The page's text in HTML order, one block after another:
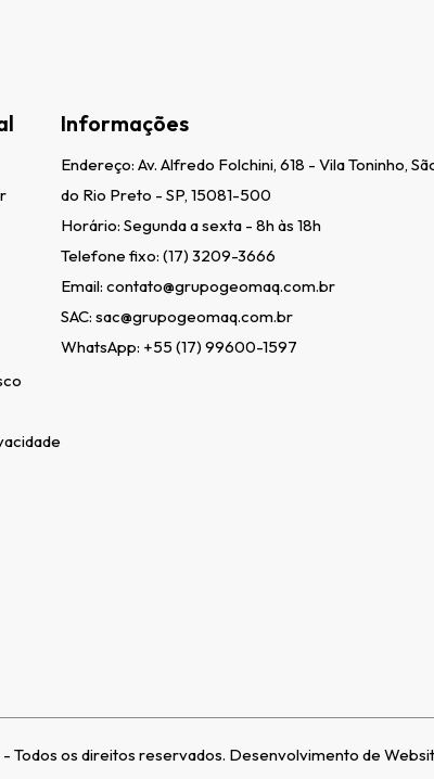
Informações
Endereço: Av. Alfredo Folchini, 618 - Vila Toninho,
do Rio Preto - SP, 15081-500
Horário: Segunda a sexta - 8h às 18h
Telefone fixo: (17) 3209-3666
Email: contato@grupogeomaq.com.br
SAC: sac@grupogeomaq.com.br
WhatsApp: +55 (17) 99600-1597
Todos os direitos reservados. Desenvolvimento de